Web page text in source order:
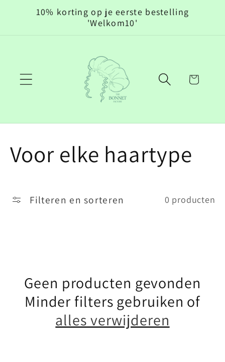
Meteen
naar de
10% korting op je eerste bestelling
'Welkom10'
Winkelwagen
C
l
Voor elke haartype
Filteren en sorteren 0 producten
Geen producten gevonden
Minder filters gebruiken of
alles verwijderen